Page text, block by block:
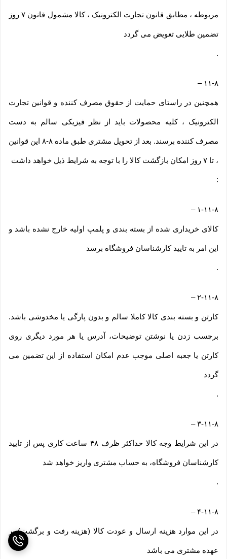
مربوطه ، مطابق قانون تجارت الکترونیک ، کالا مشمول قانون ۷ روز
تضمین طلایی تعویض می گردد
.
۱۱-۸ –
همچنین در راستای حمایت از حقوق مصرف کننده و قوانین تجارت
الکترونیک ، کلیه محصولات باید از نظر فیزیکی سالم به دست
مصرف کننده برسند. بعد از تحویل مشتری طبق ماده ۸-۸ این قوانین
، تا ۷ روز امکان بازگشت کالا را با توجه به شرایط ذیل خواهد داشت
:
۱-۱۱-۸ –
کالای خریداری شده از بسته بندی و پلمپ اولیه خارج نشده باشد و
این امر به تایید کارشناسان فروشگاه برسد
.
۲-۱۱-۸–
کارتن و بسته بندی کالا کاملا سالم و بدون پارگی یا مخدوشی باشد.
برچسب زدن یا نوشتن توضیحات، آدرس یا هر مورد دیگری روی
کارتن یا جعبه اصلی موجب عدم امکان استفاده از این تضمین می
گردد
.
۳-۱۱-۸–
در این شرایط وجه کالا حداکثر ظرف ۴۸ ساعت کاری پس از تایید
کارشناسان فروشگاه، به حساب مشتری واریز خواهد شد
.
۴-۱۱-۸–
در این موارد هزینه ارسال و عودت کالا (هزینه رفت و برگشت) بر
عهده مشتری می باشد